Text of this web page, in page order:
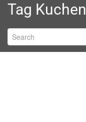
Abteilungen
Informationen
Fahrzeuge
Tag Kuchen